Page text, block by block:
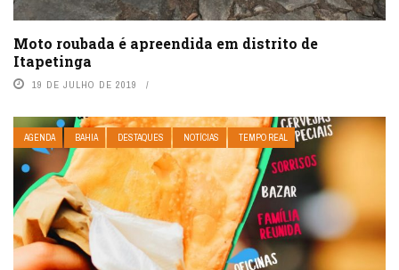
Moto roubada é apreendida em distrito de
Itapetinga
19 DE JULHO DE 2019
AGENDA BAHIA DESTAQUES NOTÍCIAS TEMPO REAL